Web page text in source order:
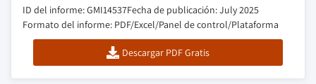
ID del informe: GMI14537Fecha de publicación: July 2025
Formato del informe: PDF/Excel/Panel de control/Plataforma
Descargar PDF Gratis